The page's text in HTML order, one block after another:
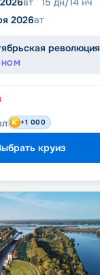
2026вт
революция
+1 000
круиз